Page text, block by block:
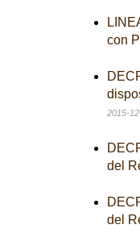
con
2015-
del
del